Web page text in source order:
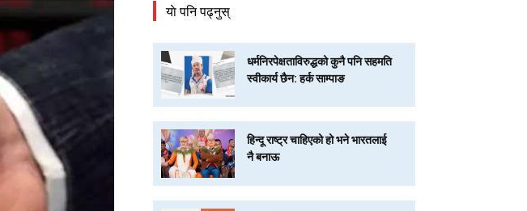
याे पनि पढ्नुस्
धर्मनिरपेक्षताविरुद्धको कुनै पनि सहमति
स्वीकार्य छैन: हर्क साम्पाङ
हिन्दू राष्ट्र चाहिएको हो भने भारतलाई
नै बनाऊ